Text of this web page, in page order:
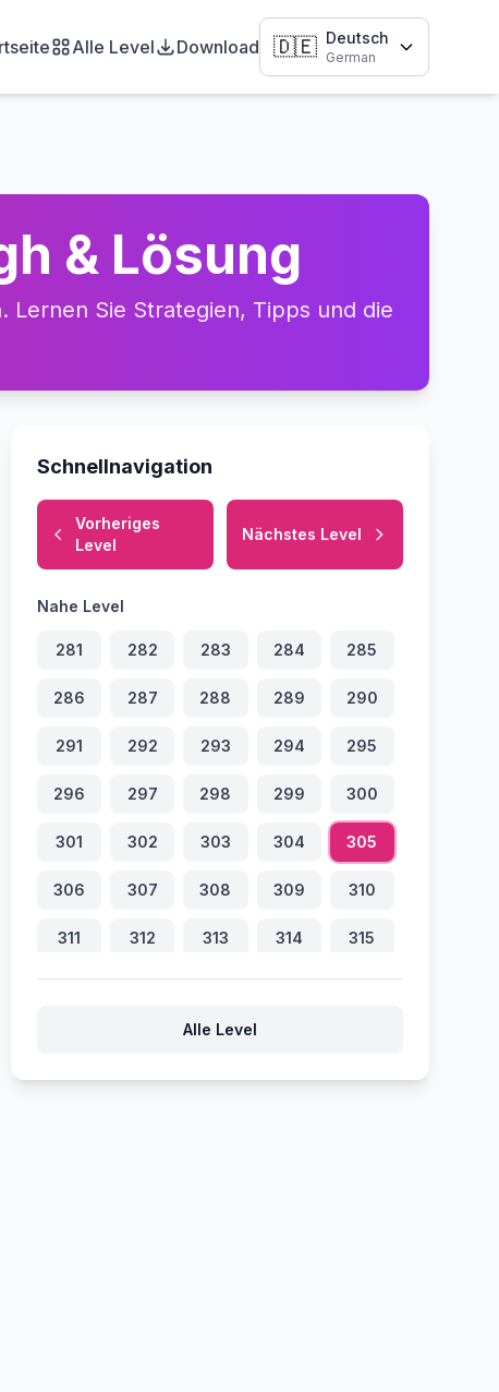
Alle Level Download 🇩🇪 Deutsch
German
& Lösung
Sie Strategien, Tipps und die
Schnellnavigation
Vorheriges
Level
Nächstes Level
Nahe Level
281 282 283 284 285
286 287 288 289 290
291 292 293 294 295
296 297 298 299 300
301 302 303 304 305
306 307 308 309 310
311 312 313 314 315
316 317 318 319 320
323
326 327 328 329
Alle Level